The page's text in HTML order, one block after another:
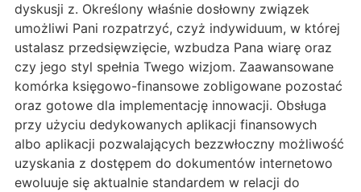
dyskusji z. Określony właśnie dosłowny związek
umożliwi Pani rozpatrzyć, czyż indywiduum, w której
ustalasz przedsięwzięcie, wzbudza Pana wiarę oraz
czy jego styl spełnia Twego wizjom. Zaawansowane
komórka księgowo-finansowe zobligowane pozostać
oraz gotowe dla implementację innowacji. Obsługa
przy użyciu dedykowanych aplikacji finansowych
albo aplikacji pozwalających bezzwłoczny możliwość
uzyskania z dostępem do dokumentów internetowo
ewoluuje się aktualnie standardem w relacji do